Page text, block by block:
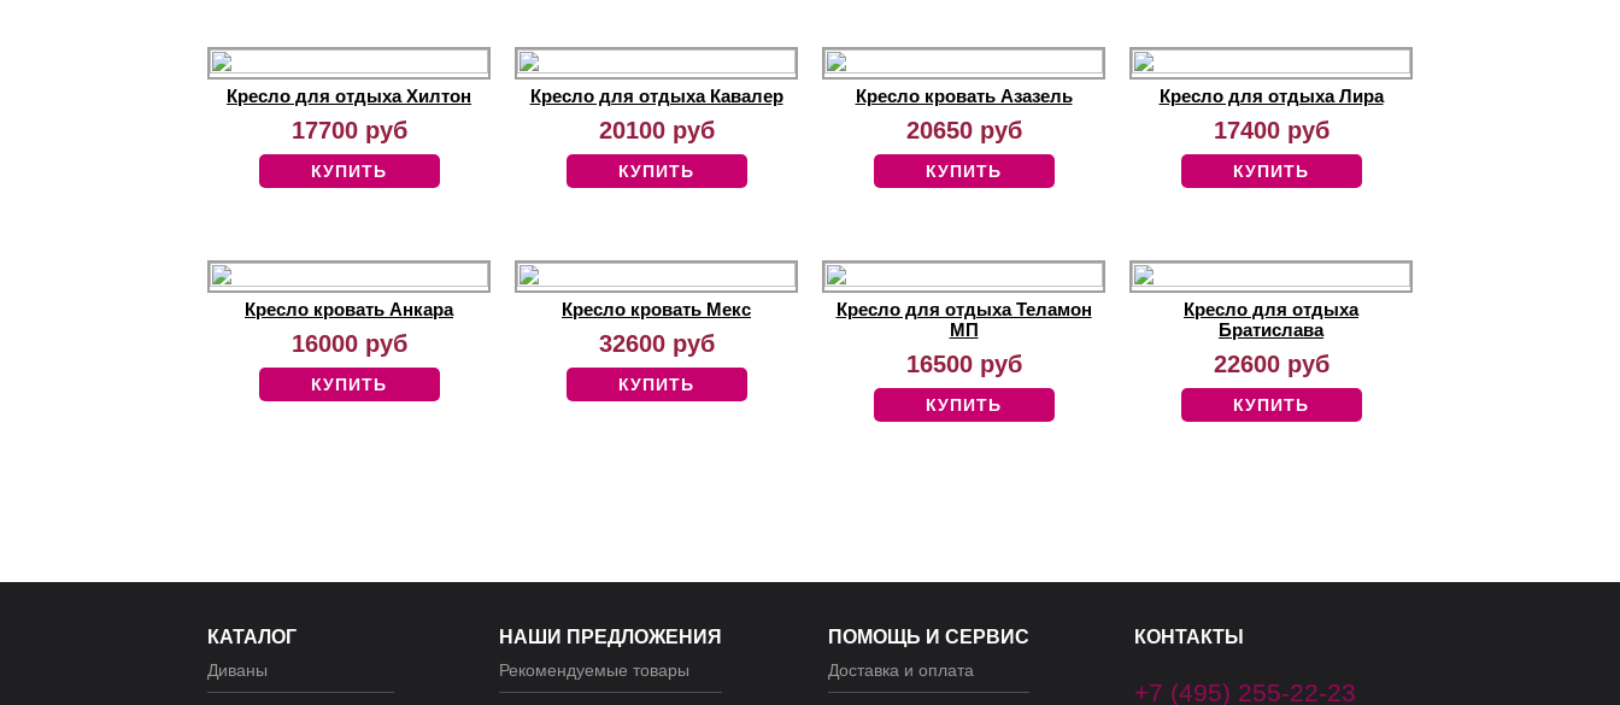
Кресло для отдыха Хилтон
17700 руб
КУПИТЬ
Кресло для отдыха Кавалер
20100 руб
КУПИТЬ
Кресло кровать Азазель
20650 руб
КУПИТЬ
Кресло для отдыха Лира
17400 руб
КУПИТЬ
Кресло кровать Анкара
16000 руб
КУПИТЬ
Кресло кровать Мекс
32600 руб
КУПИТЬ
Кресло для отдыха Теламон
МП
16500 руб
КУПИТЬ
Кресло для отдыха
Братислава
22600 руб
КУПИТЬ
КАТАЛОГ
Диваны
НАШИ ПРЕДЛОЖЕНИЯ
Рекомендуемые товары
ПОМОЩЬ И СЕРВИС
Доставка и оплата
КОНТАКТЫ
+7 (495) 255-22-23